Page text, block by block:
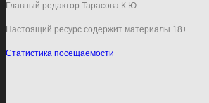
Главный редактор Тарасова К.Ю.
Настоящий ресурс содержит материалы 18+
Статистика посещаемости